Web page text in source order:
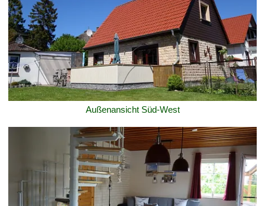
Außenansicht Süd-West